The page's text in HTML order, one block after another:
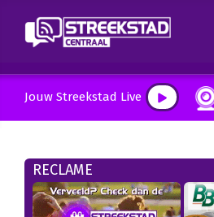
Jouw Streekstad Live
RECLAME